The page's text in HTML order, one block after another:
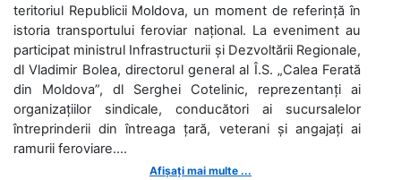
teritoriul Republicii Moldova, un moment de referință în
istoria transportului feroviar național. La eveniment au
participat ministrul Infrastructurii și Dezvoltării Regionale,
dl Vladimir Bolea, directorul general al Î.S. „Calea Ferată
din Moldova”, dl Serghei Cotelinic, reprezentanți ai
organizațiilor sindicale, conducători ai sucursalelor
întreprinderii din întreaga țară, veterani și angajați ai
ramurii feroviare....
Afișați mai multe ...